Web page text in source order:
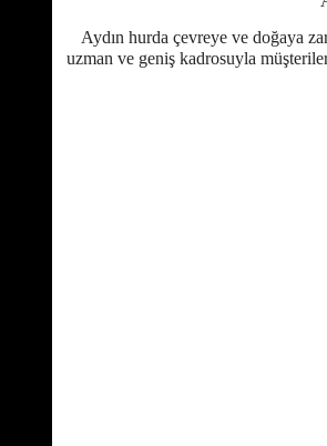
Aydın hurda çevreye ve doğaya
uzman ve geniş kadrosuyla